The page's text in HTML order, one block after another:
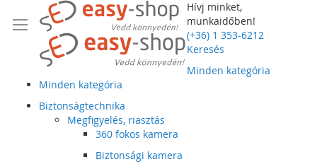
Hívj minket,
munkaidőben!
(+36) 1 353-6212
Keresés
Minden kategória
Minden kategória
Biztonságtechnika
Megfigyelés, riasztás
360 fokos kamera
Biztonsági kamera